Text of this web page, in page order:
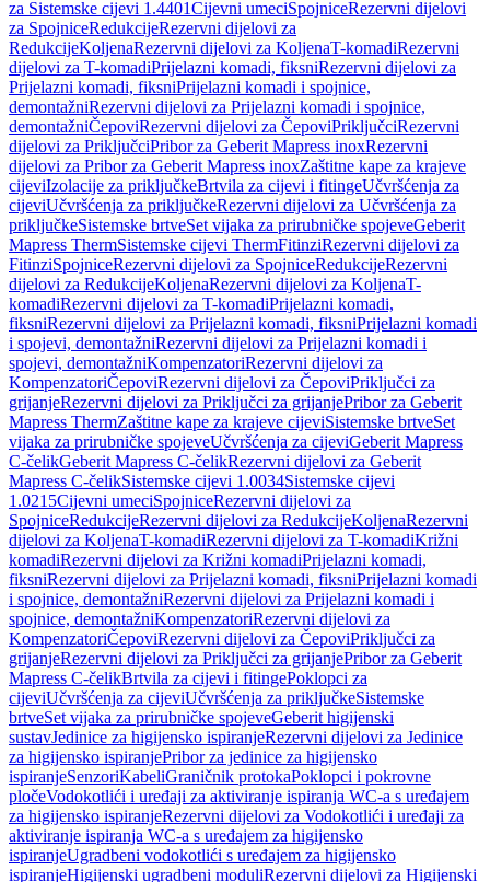
za Sistemske cijevi 1.4401Cijevni umeciSpojniceRezervni dijelovi
za SpojniceRedukcijeRezervni dijelovi za
RedukcijeKoljenaRezervni dijelovi za KoljenaT-komadiRezervni
dijelovi za T-komadiPrijelazni komadi, fiksniRezervni dijelovi za
Prijelazni komadi, fiksniPrijelazni komadi i spojnice,
demontažniRezervni dijelovi za Prijelazni komadi i spojnice,
demontažniČepoviRezervni dijelovi za ČepoviPriključciRezervni
dijelovi za PriključciPribor za Geberit Mapress inoxRezervni
dijelovi za Pribor za Geberit Mapress inoxZaštitne kape za krajeve
cijeviIzolacije za priključkeBrtvila za cijevi i fitingeUčvršćenja za
cijeviUčvršćenja za priključkeRezervni dijelovi za Učvršćenja za
priključkeSistemske brtveSet vijaka za prirubničke spojeveGeberit
Mapress ThermSistemske cijevi ThermFitinziRezervni dijelovi za
FitinziSpojniceRezervni dijelovi za SpojniceRedukcijeRezervni
dijelovi za RedukcijeKoljenaRezervni dijelovi za KoljenaT-
komadiRezervni dijelovi za T-komadiPrijelazni komadi,
fiksniRezervni dijelovi za Prijelazni komadi, fiksniPrijelazni komadi
i spojevi, demontažniRezervni dijelovi za Prijelazni komadi i
spojevi, demontažniKompenzatoriRezervni dijelovi za
KompenzatoriČepoviRezervni dijelovi za ČepoviPriključci za
grijanjeRezervni dijelovi za Priključci za grijanjePribor za Geberit
Mapress ThermZaštitne kape za krajeve cijeviSistemske brtveSet
vijaka za prirubničke spojeveUčvršćenja za cijeviGeberit Mapress
C-čelikGeberit Mapress C-čelikRezervni dijelovi za Geberit
Mapress C-čelikSistemske cijevi 1.0034Sistemske cijevi
1.0215Cijevni umeciSpojniceRezervni dijelovi za
SpojniceRedukcijeRezervni dijelovi za RedukcijeKoljenaRezervni
dijelovi za KoljenaT-komadiRezervni dijelovi za T-komadiKrižni
komadiRezervni dijelovi za Križni komadiPrijelazni komadi,
fiksniRezervni dijelovi za Prijelazni komadi, fiksniPrijelazni komadi
i spojnice, demontažniRezervni dijelovi za Prijelazni komadi i
spojnice, demontažniKompenzatoriRezervni dijelovi za
KompenzatoriČepoviRezervni dijelovi za ČepoviPriključci za
grijanjeRezervni dijelovi za Priključci za grijanjePribor za Geberit
Mapress C-čelikBrtvila za cijevi i fitingePoklopci za
cijeviUčvršćenja za cijeviUčvršćenja za priključkeSistemske
brtveSet vijaka za prirubničke spojeveGeberit higijenski
sustavJedinice za higijensko ispiranjeRezervni dijelovi za Jedinice
za higijensko ispiranjePribor za jedinice za higijensko
ispiranjeSenzoriKabeliGraničnik protokaPoklopci i pokrovne
pločeVodokotlići i uređaji za aktiviranje ispiranja WC-a s uređajem
za higijensko ispiranjeRezervni dijelovi za Vodokotlići i uređaji za
aktiviranje ispiranja WC-a s uređajem za higijensko
ispiranjeUgradbeni vodokotlići s uređajem za higijensko
ispiranjeHigijenski ugradbeni moduliRezervni dijelovi za Higijenski